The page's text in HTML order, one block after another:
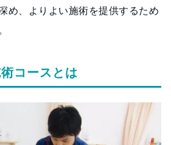
め、よりよい施術を提供するため
コースとは